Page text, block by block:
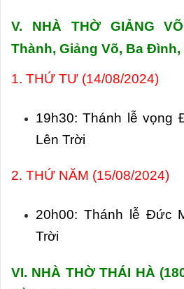
V. NHÀ THỜ GIẢNG
Thành, Giảng Võ, Ba Đình,
1. THỨ TƯ (14/08/2024)
19h30: Thánh lễ vọng
Lên Trời
2. THỨ NĂM (15/08/2024)
20h00: Thánh lễ Đức
Trời
VI. NHÀ THỜ THÁI HÀ (